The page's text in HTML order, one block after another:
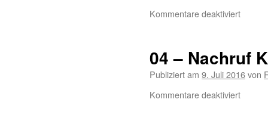
Kommentare deaktiviert
04 – Nachruf
Publiziert am 9. Juli 2016von
Kommentare deaktiviert